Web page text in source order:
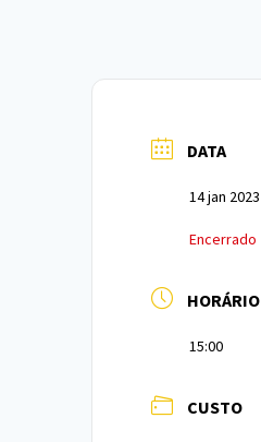
DATA
14 jan 2023
Encerrado
HORÁRIO
15:00
CUSTO